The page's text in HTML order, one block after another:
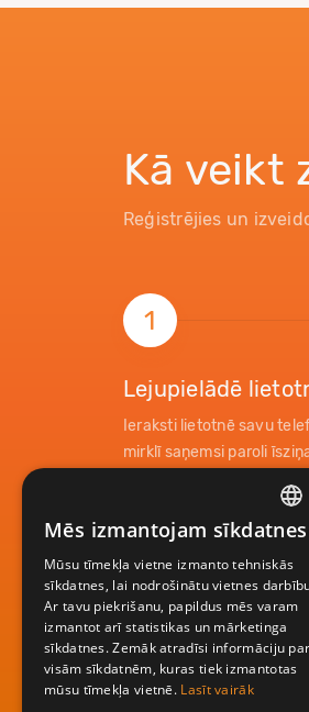
Kā veikt
Reģistrējies un
1
Lejupielādē
Ieraksti lietotnē savu
mirklī saņemsi paroli
lietotnē un tavs konts ir
Mēs izmantojam sīkdatnes
Mūsu tīmekļa vietne izmanto tehniskās
sīkdatnes, lai nodrošinātu vietnes
Ar tavu piekrišanu, papildus mēs varam
izmantot arī statistikas un mārketinga
sīkdatnes. Zemāk atradīsi informāciju par
visām sīkdatnēm, kuras tiek izmantotas
mūsu tīmekļa vietnē. Lasīt vairāk